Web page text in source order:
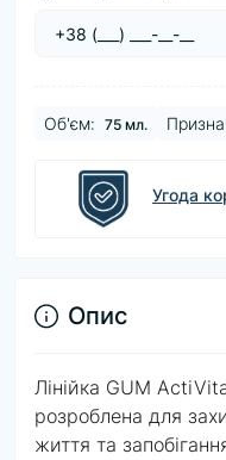
Об'єм: 75 мл.
Угода
Опис
Лінійка GUM
розроблена для
життя та